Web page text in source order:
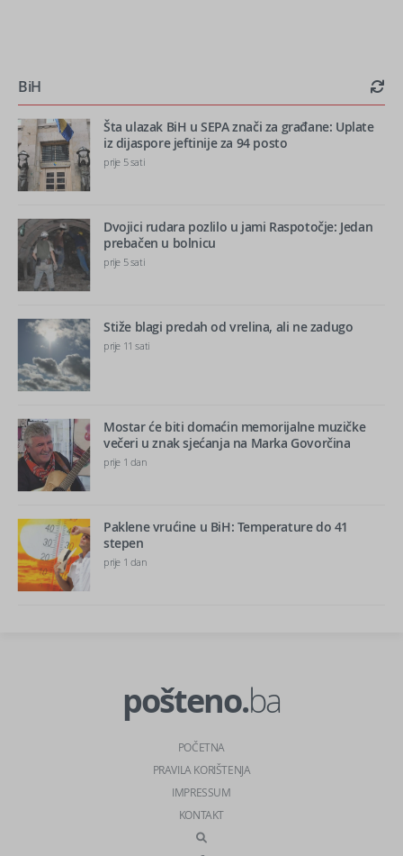
BiH
Šta ulazak BiH u SEPA znači za građane: Uplate
iz dijaspore jeftinije za 94 posto
prije 5 sati
Dvojici rudara pozlilo u jami Raspotočje: Jedan
prebačen u bolnicu
prije 5 sati
Stiže blagi predah od vrelina, ali ne zadugo
prije 11 sati
Mostar će biti domaćin memorijalne muzičke
večeri u znak sjećanja na Marka Govorčina
prije 1 dan
Paklene vrućine u BiH: Temperature do 41
stepen
prije 1 dan
pošteno.ba
POČETNA
PRAVILA KORIŠTENJA
IMPRESSUM
KONTAKT